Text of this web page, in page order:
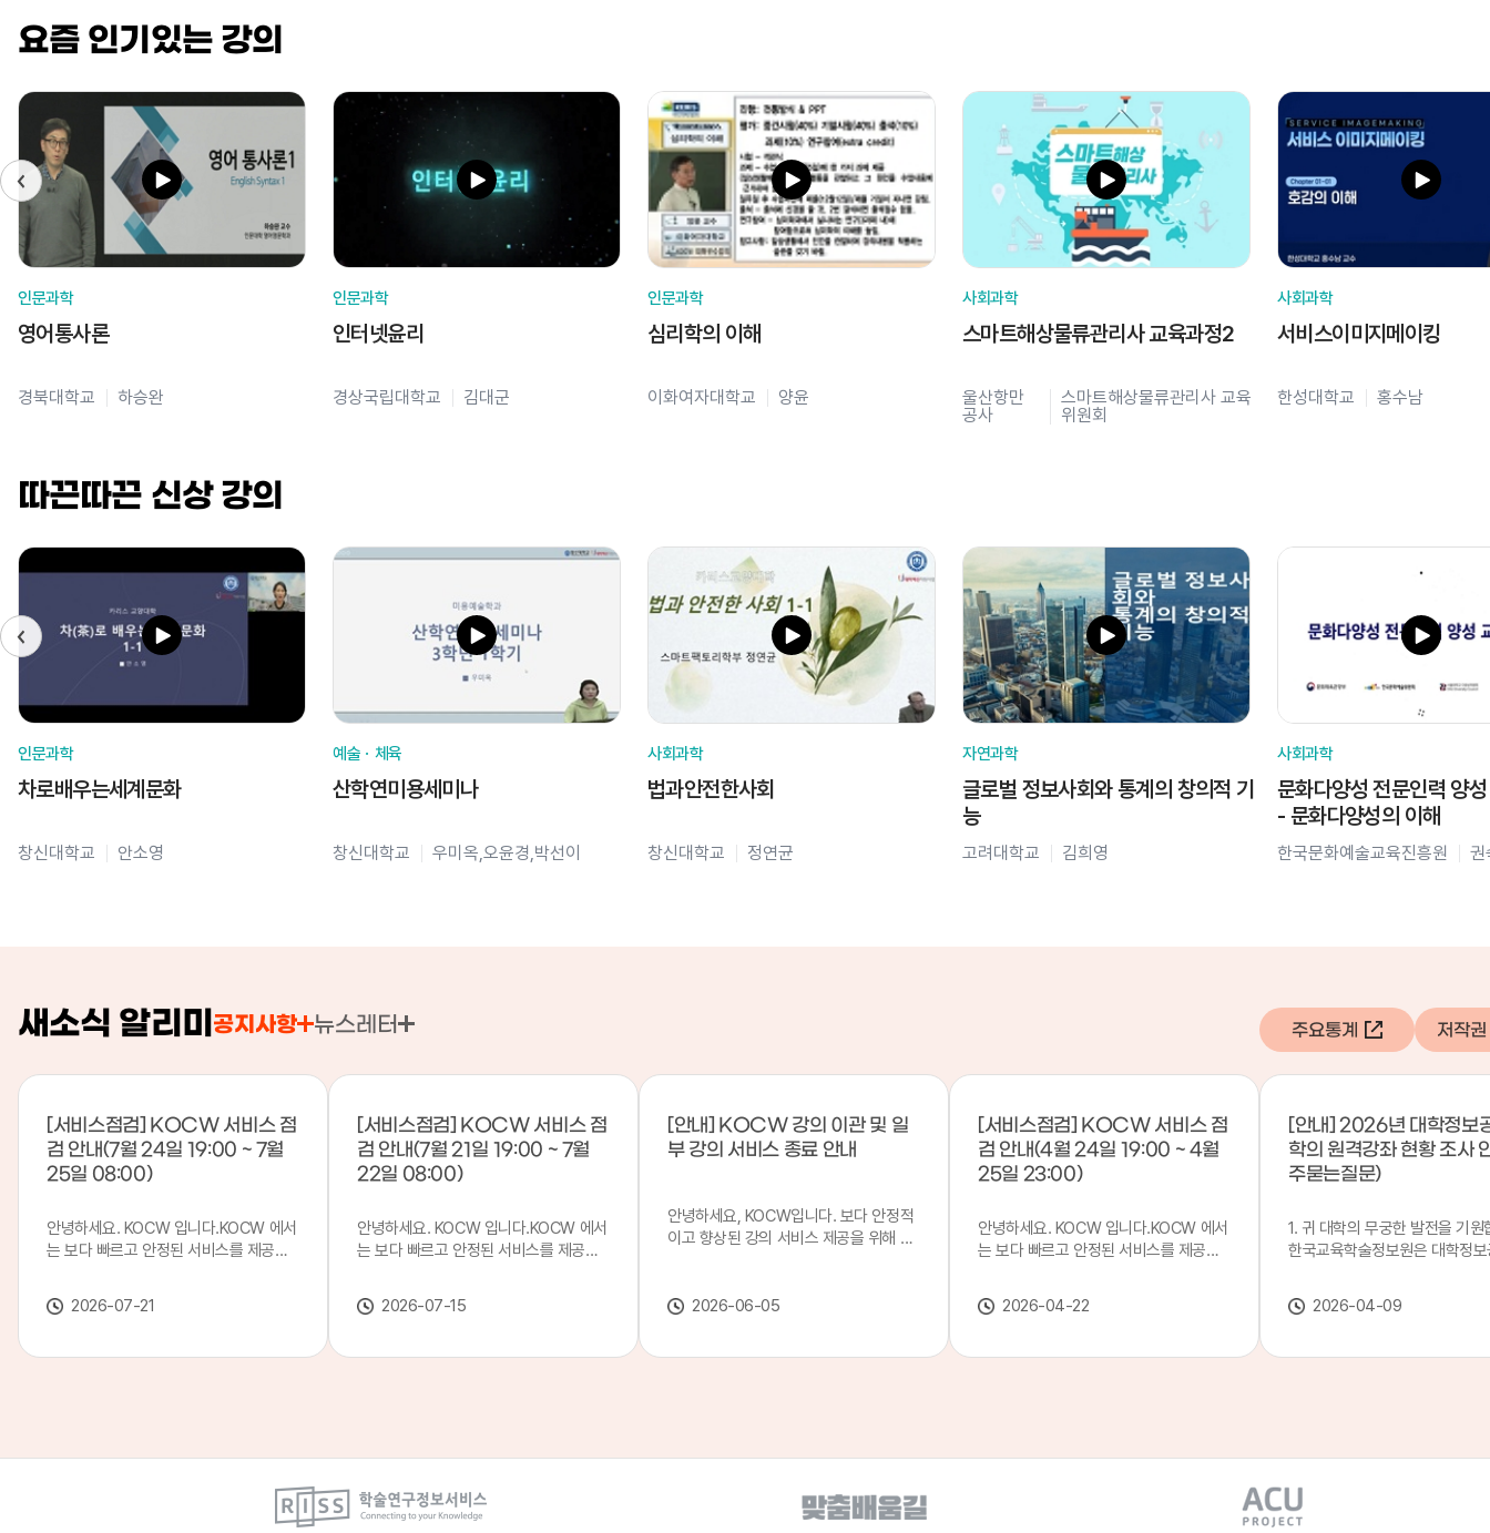
요즘 인기있는 강의
인문과학
영어통사론
경북대학교 하승완
인문과학
인터넷윤리
경상국립대학교 김대군
인문과학
심리학의 이해
이화여자대학교 양윤
사회과학
스마트해상물류관리사 교육과정2
울산항만
공사
스마트해상물류관리사 교육
위원회
사회과학
서비스이미지메이킹
한성대학교 홍수남
따끈따끈 신상 강의
인문과학
차로배우는세계문화
창신대학교 안소영
예술ㆍ체육
산학연미용세미나
창신대학교 우미옥,오윤경,박선이
사회과학
법과안전한사회
창신대학교 정연균
자연과학
글로벌 정보사회와 통계의 창의적 기
능
고려대학교 김희영
사회과학
문화다양성 전문인력 양
- 문화다양성의 이해
한국문화예술교육진흥원 권
새소식 알리미 공지사항 뉴스레터
[서비스점검] KOCW 서비스 점
검 안내(7월 24일 19:00 ~ 7월
25일 08:00)
안녕하세요. KOCW 입니다.KOCW 에서
는 보다 빠르고 안정된 서비스를 제공하
합니다.※ 서비스 점검 작업 일시 : 7월
24일(금) 19:00 ~ 7월 25일(토) 08:00
안 서비스가 일시 중지될 수 있으니, 이
2026-07-21
[서비스점검] KOCW 서비스 점
검 안내(7월 21일 19:00 ~ 7월
22일 08:00)
안녕하세요. KOCW 입니다.KOCW 에서
는 보다 빠르고 안정된 서비스를 제공하
합니다.※ 서비스 점검 작업 일시 : 7월 21
일(화) 19:00 ~ 7월 22일(수) 08:00이
서비스가일시 중지될 수 있으니, 이 점 양
2026-07-15
[안내] KOCW 강의 이관 및 일
부 강의 서비스 종료 안내
안녕하세요, KOCW입니다. 보다 안정적
이고 향상된 강의 서비스 제공을 위해 강
스가 종료될 예정이오니, 이용에 참고하
종료 강의 안내 이관 작업으로 인해 일부
었습니다. 서비스 종료 강의 목록은 아래
링크에서 확인하실 수 있습니다. → 서비
2026-06-05
[서비스점검] KOCW 서비스 점
검 안내(4월 24일 19:00 ~ 4월
25일 23:00)
안녕하세요. KOCW 입니다.KOCW 에서
는 보다 빠르고 안정된 서비스를 제공하
합니다.※ 서비스 점검 작업 일시 : 4월
24일(금) 19:00 ~ 4월 25일(토) 23:00
안 일시중지될 예정이오니, 이 점 양해하
2026-04-22
[안내] 2026년 대학정보
학의 원격강좌 현황 조사
주묻는질문)
1. 귀 대학의 무궁한 발전을 기원
한국교육학술정보원은 대학정
본 조사는 2025. 3. 1~2026. 2.
에 운영된 원격강좌(이러닝) 현
강좌(12-바)'에 데이터를 연계할
인시 캠퍼스인 경우 해당 캠퍼스
있는 기관명을 선택하시면 됩니
2026-04-09
주요통계 저작